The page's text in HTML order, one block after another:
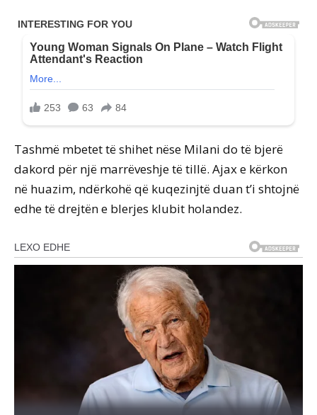
Tashmë mbetet të shihet nëse Milani do të bjerë
dakord për një marrëveshje të tillë. Ajax e kërkon
në huazim, ndërkohë që kuqezinjtë duan t’i shtojnë
edhe të drejtën e blerjes klubit holandez.